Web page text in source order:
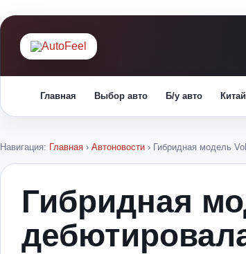
Главная Выбор авто Б/у авто
Навигация: Главная › Автоновости › Гибридная модель
Гибридная